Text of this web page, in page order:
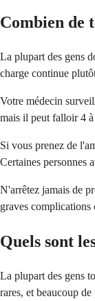
Combien de
La plupart des gens
charge continue
Votre médecin
mais il peut falloir 4 à
Si vous prenez de
Certaines personnes
N'arrêtez jamais de
graves complications
Quels sont
La plupart des gens
rares, et beaucoup